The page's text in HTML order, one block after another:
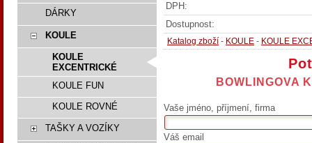
DPH:
Dostupnost:
Katalog zboží - KOULE - KOULE
BOWLINGOVA
Vaše jméno, příjmení, firma
Váš email
DÁRKY
KOULE
KOULE
EXCENTRICKÉ
KOULE FUN
KOULE ROVNÉ
TAŠKY A VOZÍKY